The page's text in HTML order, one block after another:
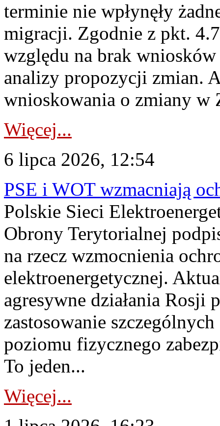
terminie nie wpłynęły
migracji. Zgodnie z pkt.
względu na brak
analizy propozycji zmian.
wnioskowania o zmiany w
Więcej...
6 lipca 2026, 12:54
PSE i WOT wzmacniają
Polskie Sieci
Obrony Terytorialnej
na rzecz wzmocnienia
elektroenergetycznej.
agresywne działania Rosji
zastosowanie
poziomu fizycznego
To jeden...
Więcej...